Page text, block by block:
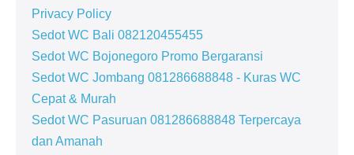
Privacy Policy
Sedot WC Bali 082120455455
Sedot WC Bojonegoro Promo Bergaransi
Sedot WC Jombang 081286688848 - Kuras WC
Cepat & Murah
Sedot WC Pasuruan 081286688848 Terpercaya
dan Amanah